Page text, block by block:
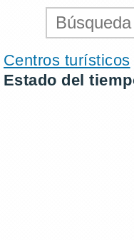
Centros turísticos
Estado del